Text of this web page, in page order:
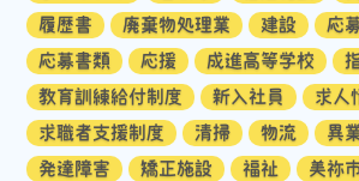
履歴書
廃棄物処理業 建設
応
応募書類
応援 成進高等学校
教育訓練給付制度
新入社員
求人
求職者支援制度
清掃 物流
異
発達障害
矯正施設 福祉
美祢